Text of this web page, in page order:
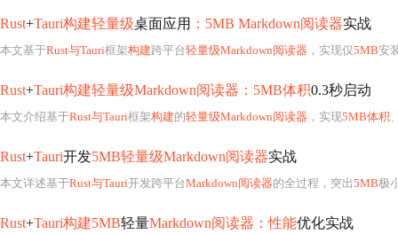
Rust+Tauri构建轻量级桌面应用 ：5MB Markdown阅读器实战
本文基于Rust与Tauri框架构建跨平台轻量级Markdown阅读器 ，实现仅5MB安
Rust+Tauri构建轻量级Markdown阅读器：5MB体积0.3秒启动
本文介绍基于Rust与Tauri框架构建的轻量级Markdown阅读器 ，实现5MB体积、
Rust+Tauri开发5MB轻量级Markdown阅读器实战
本文详述基于Rust与Tauri开发跨平台Markdown阅读器的全过程，突出5MB极
Rust+Tauri构建5MB轻量Markdown阅读器：性能优化实战